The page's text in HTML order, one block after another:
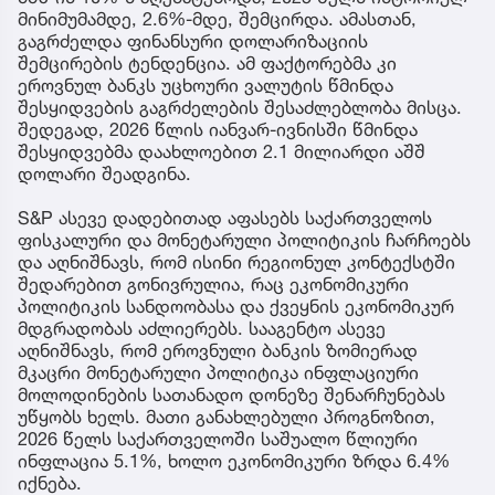
მინიმუმამდე, 2.6%-მდე, შემცირდა. ამასთან,
გაგრძელდა ფინანსური დოლარიზაციის
შემცირების ტენდენცია. ამ ფაქტორებმა კი
ეროვნულ ბანკს უცხოური ვალუტის წმინდა
შესყიდვების გაგრძელების შესაძლებლობა მისცა.
შედეგად, 2026 წლის იანვარ-ივნისში წმინდა
შესყიდვებმა დაახლოებით 2.1 მილიარდი აშშ
დოლარი შეადგინა.
S&P ასევე დადებითად აფასებს საქართველოს
ფისკალური და მონეტარული პოლიტიკის ჩარჩოებს
და აღნიშნავს, რომ ისინი რეგიონულ კონტექსტში
შედარებით გონივრულია, რაც ეკონომიკური
პოლიტიკის სანდოობასა და ქვეყნის ეკონომიკურ
მდგრადობას აძლიერებს. სააგენტო ასევე
აღნიშნავს, რომ ეროვნული ბანკის ზომიერად
მკაცრი მონეტარული პოლიტიკა ინფლაციური
მოლოდინების სათანადო დონეზე შენარჩუნებას
უწყობს ხელს. მათი განახლებული პროგნოზით,
2026 წელს საქართველოში საშუალო წლიური
ინფლაცია 5.1%, ხოლო ეკონომიკური ზრდა 6.4%
იქნება.